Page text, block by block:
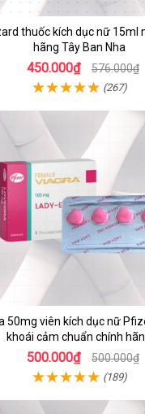
thuốc kích dục nữ 15ml
hãng Tây Ban Nha
450.000₫ 576.000₫
(267)
50mg viên kích dục nữ
khoái cảm chuẩn chính
500.000₫ 500.000₫
(189)